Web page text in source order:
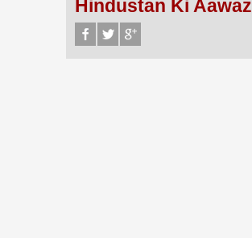
Hindustan Ki Aawaz